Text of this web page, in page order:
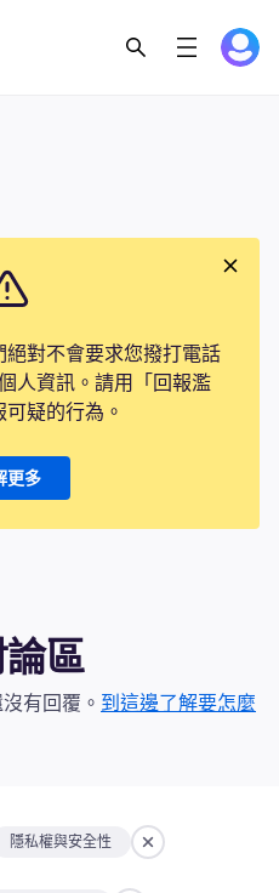
絕對不會要求您撥打電話
人資訊。請用「回報濫
疑的行為。
更多
區
有回覆。 到這邊了解要怎麼
隱私權與安全性